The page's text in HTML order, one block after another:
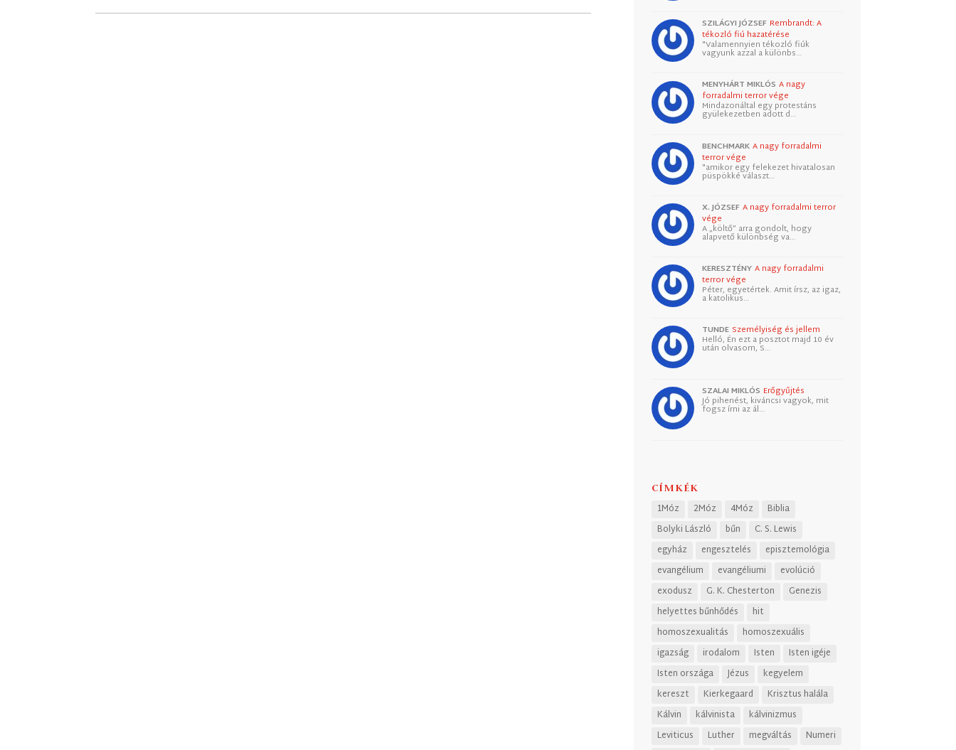
SZILÁGYI JÓZSEF Rembrandt: A
tékozló fiú hazatérése
"Valamennyien tékozló fiúk
vagyunk azzal a különbs…
MENYHÁRT MIKLÓS A nagy
forradalmi terror vége
Mindazonáltal egy protestáns
gyülekezetben adott d…
BENCHMARK A nagy forradalmi
terror vége
"amikor egy felekezet hivatalosan
püspökké választ…
X. JÓZSEF A nagy forradalmi terror
vége
A „költő” arra gondolt, hogy
alapvető különbség va…
KERESZTÉNY A nagy forradalmi
terror vége
Péter, egyetértek. Amit írsz, az igaz,
a katolikus…
TUNDE Személyiség és jellem
Helló, Én ezt a posztot majd 10 év
után olvasom, S…
SZALAI MIKLÓS Erőgyűjtés
Jó pihenést, kiváncsi vagyok, mit
fogsz írni az ál…
CÍMKÉK
1Móz 2Móz 4Móz
Biblia
Bolyki László
bűn
C. S. Lewis
egyház
engesztelés
episztemológia
evangélium
evangéliumi
evolúció
exodusz
G. K. Chesterton
Genezis
helyettes bűnhődés
hit
homoszexualitás
homoszexuális
igazság
irodalom Isten
Isten igéje
Isten országa
Jézus
kegyelem
kereszt
Kierkegaard
Krisztus halála
Kálvin
kálvinista
kálvinizmus
Leviticus
Luther megváltás
Numeri